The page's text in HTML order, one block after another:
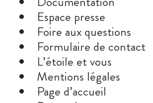
Espace presse
Foire aux questions
Formulaire de contact
L’étoile et vous
Mentions légales
Page d’accueil